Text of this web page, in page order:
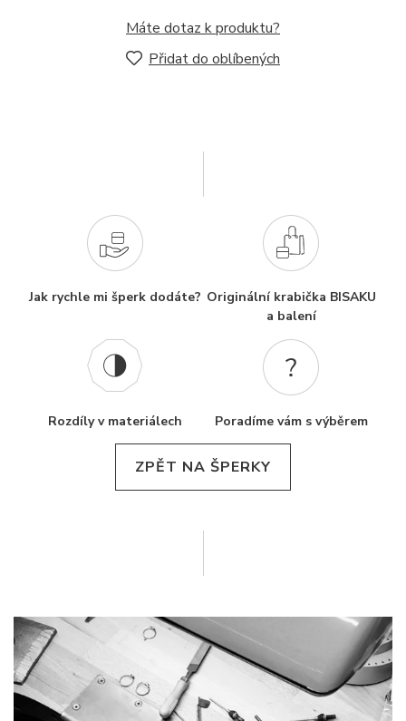
Máte dotaz k produktu?
Přidat do oblíbených
Jak rychle mi šperk dodáte? Originální krabička BISAKU
a balení
Rozdíly v materiálech Poradíme vám s výběrem
ZPĚT NA ŠPERKY